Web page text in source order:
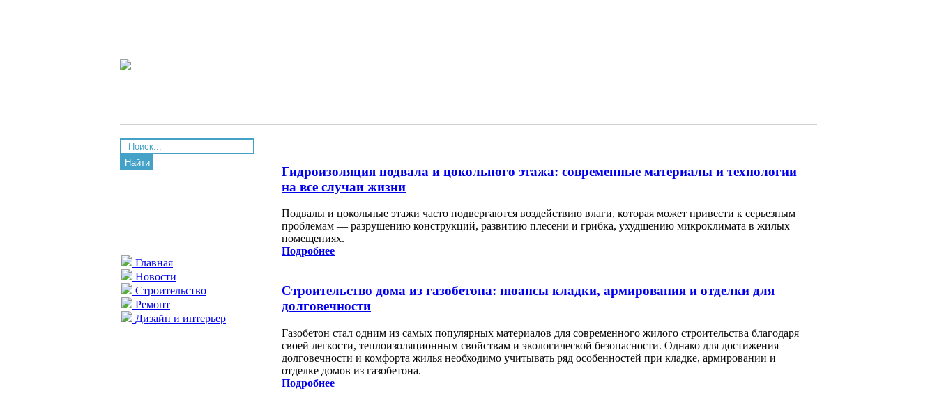
Найти
Главная
Новости
Строительство
Ремонт
Дизайн и интерьер
Гидроизоляция подвала и цокольного этажа: современные материалы и технологии
на все случаи жизни
Подвалы и цокольные этажи часто подвергаются воздействию влаги, которая может привести к серьезным
проблемам — разрушению конструкций, развитию плесени и грибка, ухудшению микроклимата в жилых
помещениях.
Подробнее
Строительство дома из газобетона: нюансы кладки, армирования и отделки для
долговечности
Газобетон стал одним из самых популярных материалов для современного жилого строительства благодаря
своей легкости, теплоизоляционным свойствам и экологической безопасности. Однако для достижения
долговечности и комфорта жилья необходимо учитывать ряд особенностей при кладке, армировании и
отделке домов из газобетона.
Подробнее